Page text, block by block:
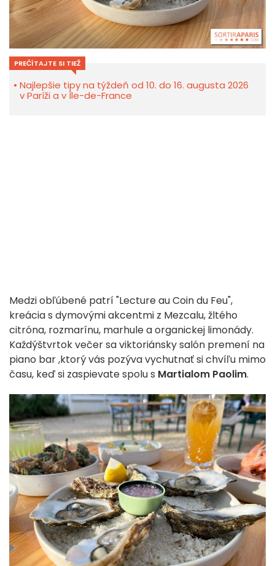
PREČÍTAJTE SI TIEŽ
Najlepšie tipy na týždeň od 10. do 16. augusta 2026
v Paríži a v Île-de-France
Medzi obľúbené patrí "Lecture au Coin du Feu",
kreácia s dymovými akcentmi z Mezcalu, žltého
citróna, rozmarínu, marhule a organickej limonády.
Každýštvrtok večer sa viktoriánsky salón premení na
piano bar,ktorý vás pozýva vychutnať si chvíľu mimo
času, keď si zaspievate spolu s Martialom Paolim.